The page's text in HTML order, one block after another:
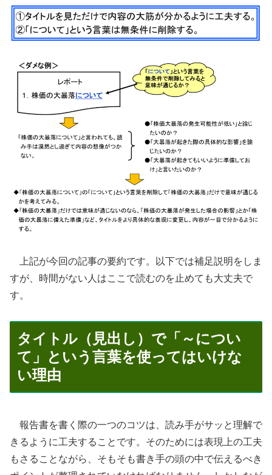
上記が今回の記事の要約です。以下では補足説明をしま
すが、時間がない人はここで読むのを止めても大丈夫で
す。
タイトル（見出し）で「～につい
て」という言葉を使ってはいけな
い理由
報告書を書く際の一つのコツは、読み手がサッと理解で
きるように工夫することです。そのためには表現上の工夫
もさることながら、そもそも書き手の頭の中で伝えるべき